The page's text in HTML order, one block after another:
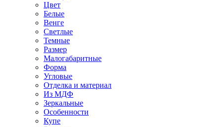
Цвет
Белые
Венге
Светлые
Темные
Размер
Малогабаритные
Форма
Угловые
Отделка и материал
Из МДФ
Зеркальные
Особенности
Купе